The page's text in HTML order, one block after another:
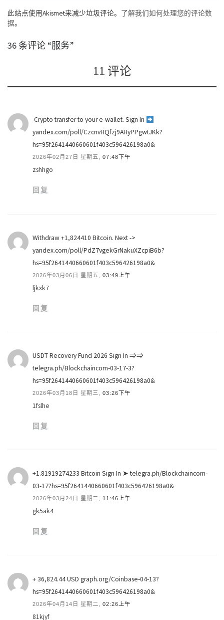
此站点使用Akismet来减少垃圾评论。 了解我们如何处理您的评论数
据。
36 条评论 “服务”
11 评论
‍ Crypto transfer to your e-wallet. Sign In
yandex.com/poll/CzcnvHQfzj9AHyPPgwtJKk?
hs=95f2641440660601f403c596426198a0& ‍
2026年02月27日 星期五, 07:48下午
zshhgo
回复
Withdraw +1,824410 Bitcoin. Next ->
yandex.com/poll/PdZ7vgekGrNakuXZcpiB6b?
hs=95f2641440660601f403c596426198a0&
2026年03月06日 星期五, 03:49上午
ljkxk7
回复
USDT Recovery Fund 2026 Sign In ⇒⇒
telegra.ph/Blockchaincom-03-17-3?
hs=95f2641440660601f403c596426198a0&
2026年03月18日 星期三, 03:26下午
1fslhe
回复
+1.81919274233 Bitcoin Sign In ➤ telegra.ph/Blockchaincom-
03-17?hs=95f2641440660601f403c596426198a0&
2026年03月24日 星期二, 11:46上午
gk5ak4
回复
+ 36,824.44 USD graph.org/Coinbase-04-13?
hs=95f2641440660601f403c596426198a0&
2026年04月14日 星期二, 02:26上午
81kjyf